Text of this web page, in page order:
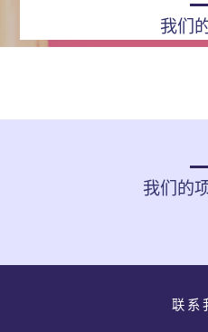
我们
我们的
联系